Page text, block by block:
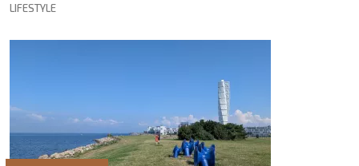
LIFESTYLE